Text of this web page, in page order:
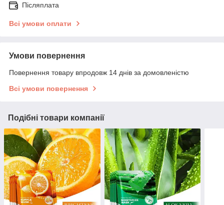
Післяплата
Всі умови оплати
Умови повернення
Повернення товару впродовж 14 днів за домовленістю
Всі умови повернення
Подібні товари компанії